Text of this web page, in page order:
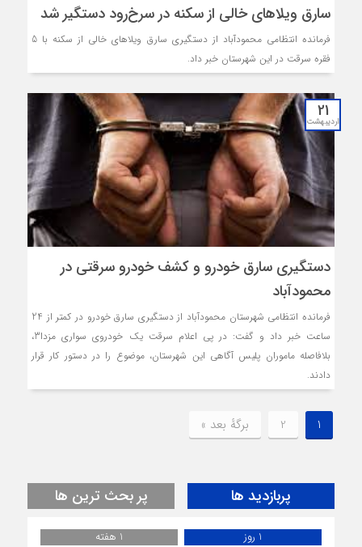
سارق ویلاهای خالی از سکنه در سرخ‌رود دستگیر شد
فرمانده انتظامی محمودآباد از دستگیری سارق ویلاهای خالی از سکنه با 5
فقره سرقت در این شهرستان خبر داد.
21
اردیبهشت
دستگیری سارق خودرو و کشف خودرو سرقتی در
محمودآباد
فرمانده انتظامي شهرستان محمودآباد از دستگیری سارق خودرو در کمتر از 24
ساعت خبر داد و گفت: در پی اعلام سرقت یک خودروی سواری مزدا3،
بلافاصله ماموران پلیس آگاهی این شهرستان، موضوع را در دستور کار قرار
دادند.
1
2 برگهٔ بعد »
پربازدید ها پر بحث ترین ها
1 روز
1 هفته